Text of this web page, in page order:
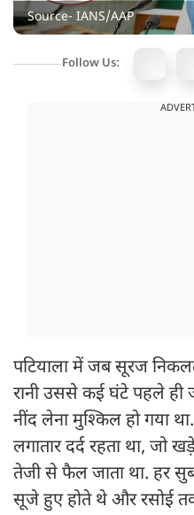
Source- IANS/AAP
Follow Us:
पटियाला में जब सूरज
रानी उससे कई घंटे पहले ही
नींद लेना मुश्किल हो गया
लगातार दर्द रहता था, जो
तेजी से फैल जाता था. हर
सूजे हुए होते थे और रसोई